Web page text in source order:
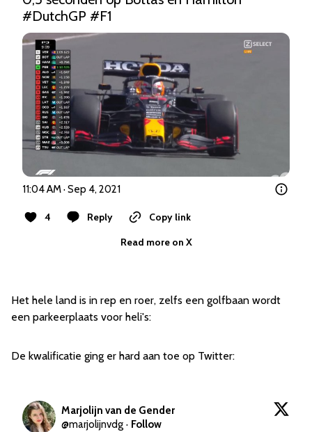
#DutchGP #F1
11:04 AM · Sep 4, 2021
4 Reply
Copy link
Read more on X
Het hele land is in rep en roer, zelfs een golfbaan wordt
een parkeerplaats voor heli's:
De kwalificatie ging er hard aan toe op Twitter:
Marjolijn van de Gender
@marjolijnvdg · Follow